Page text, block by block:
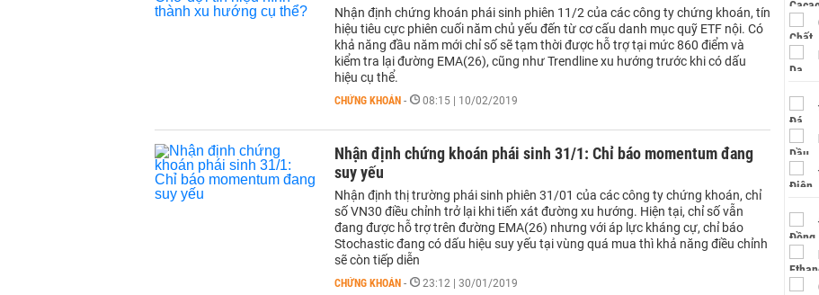
Nhận định chứng khoán phái sinh phiên 11/2 của các công ty chứng khoán, tín
hiệu tiêu cực phiên cuối năm chủ yếu đến từ cơ cấu danh mục quỹ ETF nội. Có
khả năng đầu năm mới chỉ số sẽ tạm thời được hỗ trợ tại mức 860 điểm và
kiểm tra lại đường EMA(26), cũng như Trendline xu hướng trước khi có dấu
hiệu cụ thể.
CHỨNG KHOÁN - 08:15 | 10/02/2019
Nhận định chứng khoán phái sinh 31/1: Chỉ báo momentum đang
suy yếu
Nhận định thị trường phái sinh phiên 31/01 của các công ty chứng khoán, chỉ
số VN30 điều chỉnh trở lại khi tiến xát đường xu hướng. Hiện tại, chỉ số vẫn
đang được hỗ trợ trên đường EMA(26) nhưng với áp lực kháng cự, chỉ báo
Stochastic đang có dấu hiệu suy yếu tại vùng quá mua thì khả năng điều chỉnh
sẽ còn tiếp diễn
CHỨNG KHOÁN - 23:12 | 30/01/2019